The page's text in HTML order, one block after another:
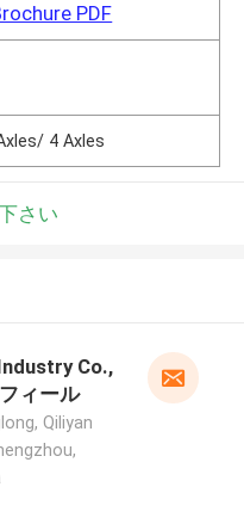
PDF
4 Axles
さい
Co.,
ィール
Qiliyan